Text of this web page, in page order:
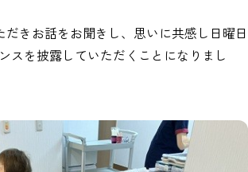
だきお話をお聞きし、思いに共感し日曜日
スを披露していただくことになりまし